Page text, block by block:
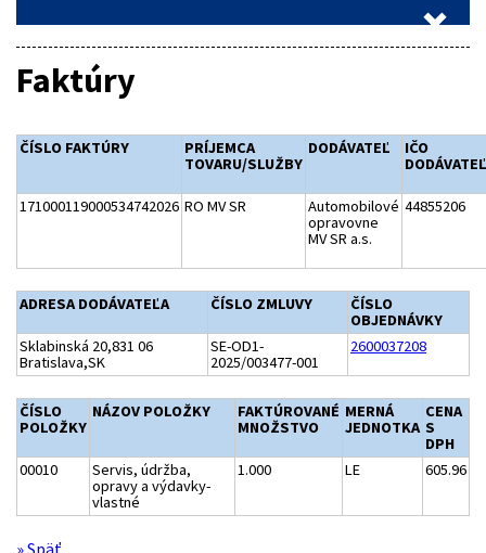
Faktúry
ČÍSLO FAKTÚRY
PRÍJEMCA
TOVARU/SLUŽBY
DODÁVATEĽ
IČO
171000119000534742026 RO MV SR
Automobilové
opravovne
MV SR a.s.
44855206
ADRESA DODÁVATEĽA ČÍSLO ZMLUVY
ČÍSLO
OBJEDNÁVKY
Sklabinská 20,831 06
Bratislava,SK
SE-OD1-
2025/003477-001
2600037208
ČÍSLO
POLOŽKY
NÁZOV POLOŽKY
FAKTÚROVANÉ
MNOŽSTVO
MERNÁ
JEDNOTKA
CENA
S
DPH
00010
Servis, údržba,
opravy a výdavky-
vlastné
1.000 LE 605.96